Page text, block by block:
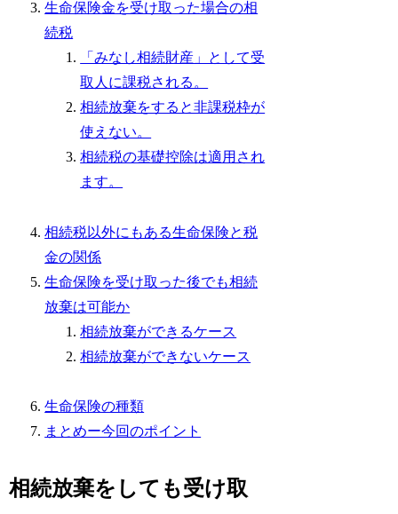
生命保険金を受け取った場合の相
続税
「みなし相続財産」として受
取人に課税される。
相続放棄をすると非課税枠が
使えない。
相続税の基礎控除は適用され
ます。
相続税以外にもある生命保険と税
金の関係
生命保険を受け取った後でも相続
放棄は可能か
相続放棄ができるケース
相続放棄ができないケース
生命保険の種類
まとめー今回のポイント
相続放棄をしても受け取